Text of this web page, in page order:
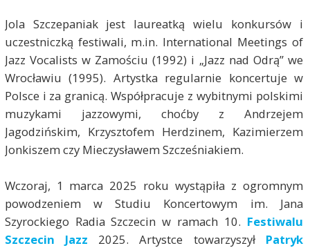
Jola Szczepaniak jest laureatką wielu konkursów i
uczestniczką festiwali, m.in. International Meetings of
Jazz Vocalists w Zamościu (1992) i „Jazz nad Odrą” we
Wrocławiu (1995). Artystka regularnie koncertuje w
Polsce i za granicą. Współpracuje z wybitnymi polskimi
muzykami jazzowymi, choćby z Andrzejem
Jagodzińskim, Krzysztofem Herdzinem, Kazimierzem
Jonkiszem czy Mieczysławem Szcześniakiem.
Wczoraj, 1 marca 2025 roku wystąpiła z ogromnym
powodzeniem w Studiu Koncertowym im. Jana
Szyrockiego Radia Szczecin w ramach 10. Festiwalu
Szczecin Jazz 2025. Artystce towarzyszył Patryk